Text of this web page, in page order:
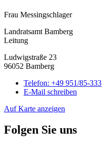
Frau Messingschlager
Landratsamt Bamberg
Leitung
Ludwigstraße 23
96052 Bamberg
Telefon: +49 951/85-333
E-Mail schreiben
Auf Karte anzeigen
Folgen Sie uns